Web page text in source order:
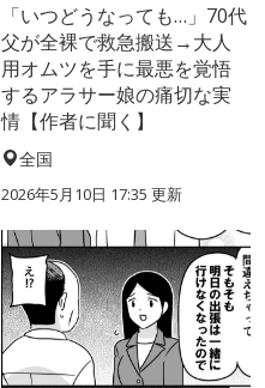
「いつどうなっても…」70代
父が全裸で救急搬送→大人
用オムツを手に最悪を覚悟
するアラサー娘の痛切な実
情【作者に聞く】
全国
2026年5月10日 17:35 更新